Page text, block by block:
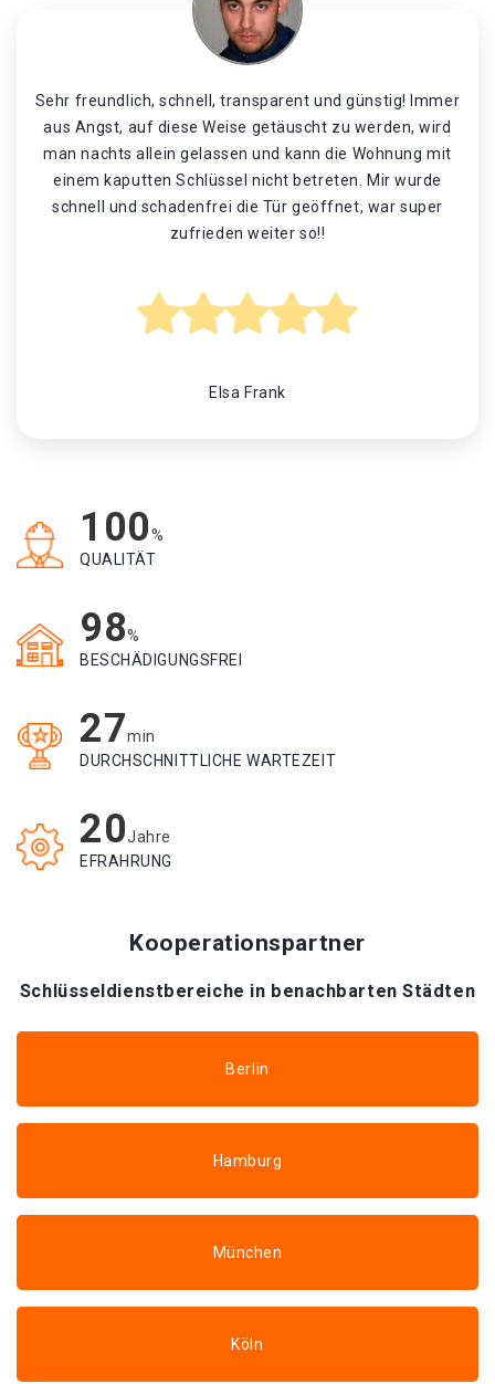
Sehr freundlich, schnell, transparent und günstig! Immer
aus Angst, auf diese Weise getäuscht zu werden, wird
man nachts allein gelassen und kann die Wohnung mit
einem kaputten Schlüssel nicht betreten. Mir wurde
schnell und schadenfrei die Tür geöffnet, war super
zufrieden weiter so!!
Elsa Frank
100%
QUALITÄT
98%
BESCHÄDIGUNGSFREI
27min
DURCHSCHNITTLICHE WARTEZEIT
20Jahre
EFRAHRUNG
Kooperationspartner
Schlüsseldienstbereiche in benachbarten Städten
Berlin
Hamburg
München
Köln